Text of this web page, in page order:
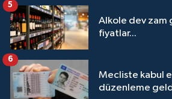
Alkole dev zam
fiyatlar...
5
Mecliste kabul
düzenleme
6